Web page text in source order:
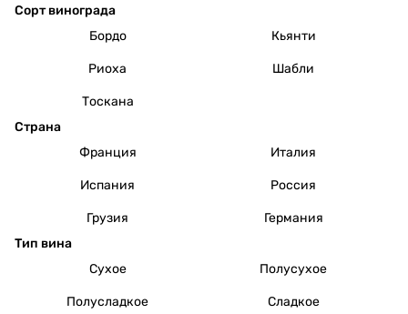
Сорт винограда
Бордо
Кьянти
Риоха Шабли
Тоскана
Страна
Франция
Италия
Испания Россия
Грузия
Германия
Тип вина
Сухое
Полусухое
Полусладкое
Сладкое